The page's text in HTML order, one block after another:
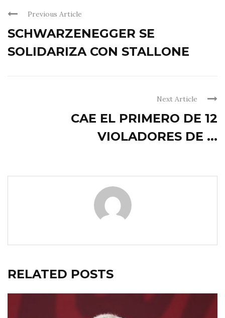
Previous Article
SCHWARZENEGGER SE
SOLIDARIZA CON STALLONE
Next Article
CAE EL PRIMERO DE 12
VIOLADORES DE ...
RELATED POSTS